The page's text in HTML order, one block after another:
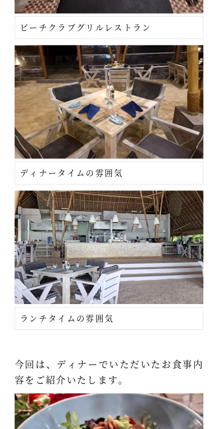
ビーチクラブグリルレストラン
ディナータイムの雰囲気
ランチタイムの雰囲気
今回は、ディナーでいただいたお食事内
容をご紹介いたします。